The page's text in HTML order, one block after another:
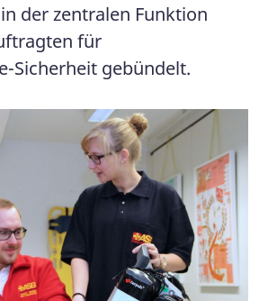
der zentralen Funktion
für
Sicherheit gebündelt.